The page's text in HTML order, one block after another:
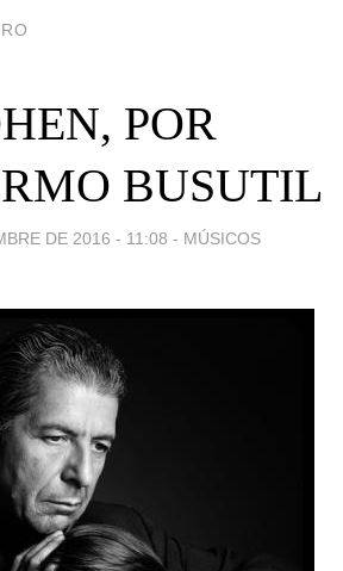
POR
BUSUTIL
DE 2016 - 11:08 - MÚSICOS